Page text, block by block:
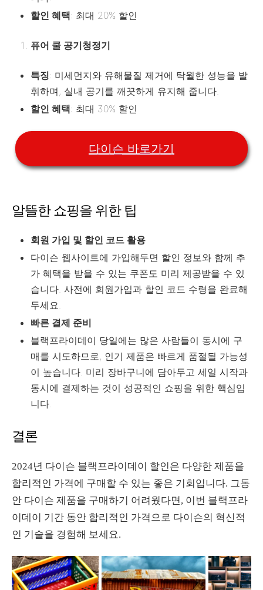
할인 혜택: 최대 20% 할인
퓨어 쿨 공기청정기
특징: 미세먼지와 유해물질 제거에 탁월한 성능을 발
휘하며, 실내 공기를 깨끗하게 유지해 줍니다.
할인 혜택: 최대 30% 할인
다이슨 바로가기
알뜰한 쇼핑을 위한 팁
회원 가입 및 할인 코드 활용
다이슨 웹사이트에 가입해두면 할인 정보와 함께 추
가 혜택을 받을 수 있는 쿠폰도 미리 제공받을 수 있
습니다. 사전에 회원가입과 할인 코드 수령을 완료해
두세요.
빠른 결제 준비
블랙프라이데이 당일에는 많은 사람들이 동시에 구
매를 시도하므로, 인기 제품은 빠르게 품절될 가능성
이 높습니다. 미리 장바구니에 담아두고 세일 시작과
동시에 결제하는 것이 성공적인 쇼핑을 위한 핵심입
니다.
결론
2024년 다이슨 블랙프라이데이 할인은 다양한 제품을
합리적인 가격에 구매할 수 있는 좋은 기회입니다. 그동
안 다이슨 제품을 구매하기 어려웠다면, 이번 블랙프라
이데이 기간 동안 합리적인 가격으로 다이슨의 혁신적
인 기술을 경험해 보세요.